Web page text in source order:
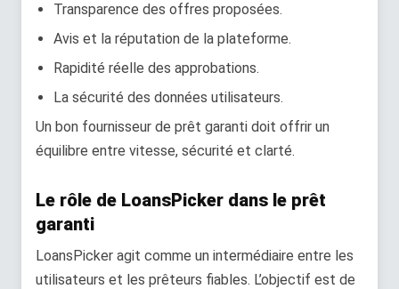
Transparence des offres proposées.
Avis et la réputation de la plateforme.
Rapidité réelle des approbations.
La sécurité des données utilisateurs.
Un bon fournisseur de prêt garanti doit offrir un
équilibre entre vitesse, sécurité et clarté.
Le rôle de LoansPicker dans le prêt
garanti
LoansPicker agit comme un intermédiaire entre les
utilisateurs et les prêteurs fiables. L’objectif est de